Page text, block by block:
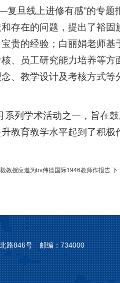
旦线上进修有感”的专题
存在的问题，提出了裕
贵的经验；白丽娟老师基
、员工研究能力培养等
、教学设计及考核方式
列学术活动之一，旨在
教育教学水平起到了积极
教授应邀为bv伟德国际1946教师作报告 下
路846号 邮编：734000